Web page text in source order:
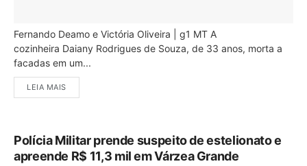
Fernando Deamo e Victória Oliveira | g1 MT A
cozinheira Daiany Rodrigues de Souza, de 33 anos, morta a
facadas em um...
LEIA MAIS
Polícia Militar prende suspeito de estelionato e
apreende R$ 11,3 mil em Várzea Grande